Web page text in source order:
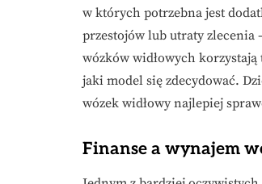
w których potrzebna jest
przestojów lub utraty zlecenia
wózków widłowych
jaki model się zdecydować.
wózek widłowy najlepiej
Finanse a wynajem